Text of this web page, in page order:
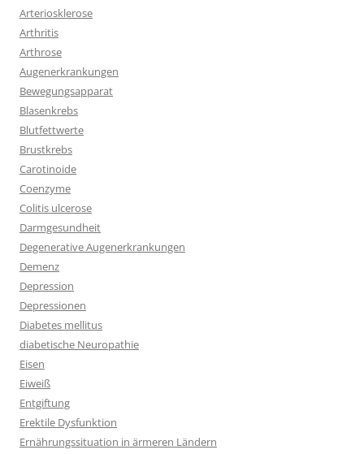
Arteriosklerose
Arthritis
Arthrose
Augenerkrankungen
Bewegungsapparat
Blasenkrebs
Blutfettwerte
Brustkrebs
Carotinoide
Coenzyme
Colitis ulcerose
Darmgesundheit
Degenerative Augenerkrankungen
Demenz
Depression
Depressionen
Diabetes mellitus
diabetische Neuropathie
Eisen
Eiweiß
Entgiftung
Erektile Dysfunktion
Ernährungssituation in ärmeren Ländern